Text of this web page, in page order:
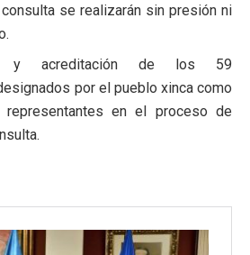
se realizarán sin presión ni
y acreditación de los 59
por el pueblo xinca como
representantes en el proceso de